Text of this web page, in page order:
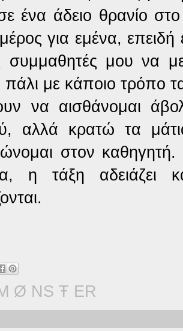
ένα άδειο θρανίο
για εμένα,
συμμαθητές μου να
πάλι με κάποιο τρόπο
να αισθάνομαι
αλλά κρατώ τα
στον
η τάξη
Ø NS Ŧ ER